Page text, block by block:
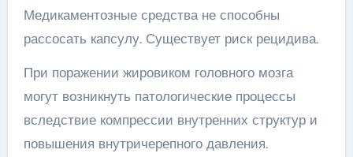
Медикаментозные средства не способны
рассосать капсулу. Существует риск рецидива.
При поражении жировиком головного мозга
могут возникнуть патологические процессы
вследствие компрессии внутренних структур и
повышения внутричерепного давления.